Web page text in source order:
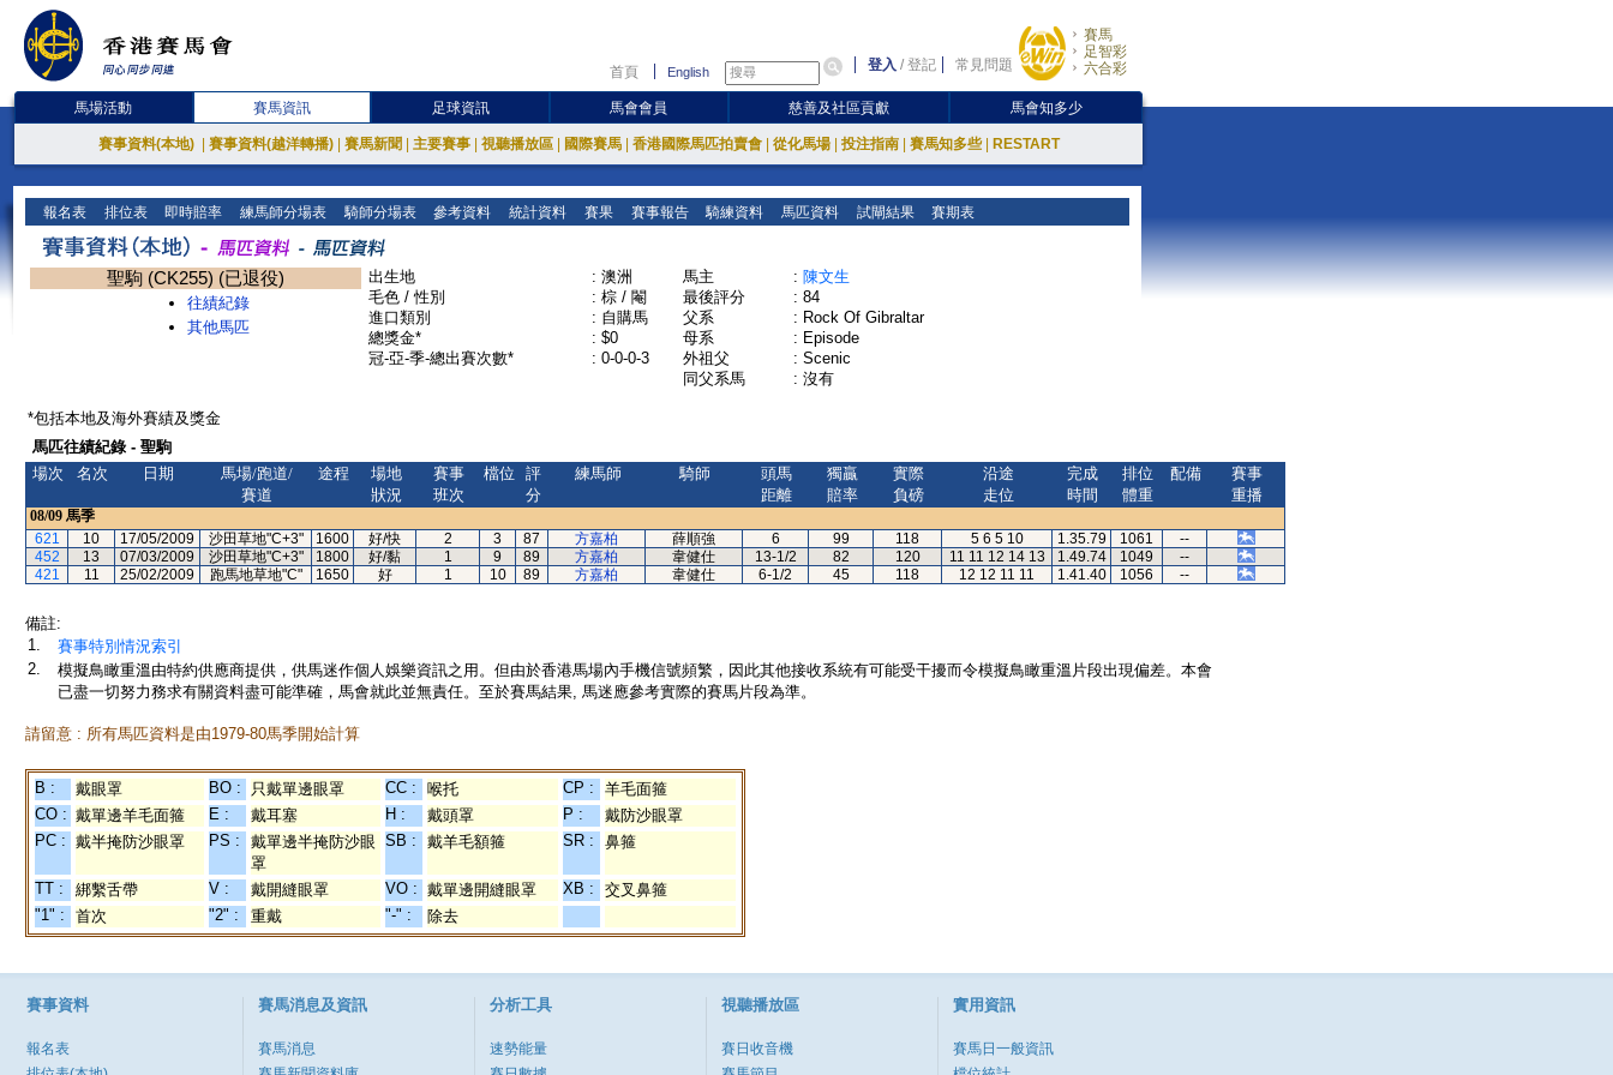
首頁 English 登入 /登記 常見問題
賽馬
足智彩
六合彩
馬場活動 賽馬資訊 足球資訊 馬會會員 慈善及社區貢獻 馬會知多少
賽事資料(本地) 賽事資料(越洋轉播) 賽馬新聞 主要賽事 視聽播放區 國際賽馬 香港國際馬匹拍賣會 從化馬場 投注指南 賽馬知多些 RESTART
報名表 排位表 即時賠率 練馬師分場表 騎師分場表 參考資料 統計資料 賽果 賽事報告 騎練資料 馬匹資料 試閘結果 賽期表
聖駒 (CK255) (已退役)
往績紀錄
其他馬匹
出生地 : 澳洲
毛色 / 性別
: 棕 / 閹
進口類別
: 自購馬
總獎金*
: $0
冠-亞-季-總出賽次數*
: 0-0-0-3
馬主 : 陳文生
最後評分
: 84
父系
: Rock Of Gibraltar
母系
: Episode
外祖父
: Scenic
同父系馬
: 沒有
*包括本地及海外賽績及獎金
馬匹往績紀錄 - 聖駒
場次
名次 日期
馬場/跑道/
賽道
途程
場地
狀況
賽事
班次
檔位
評
分
練馬師 騎師
頭馬
距離
獨贏
賠率
實際
負磅
沿途
走位
完成
時間
排位
體重
配備
賽事
重播
08/09 馬季
621
10 17/05/2009 沙田草地"C+3" 1600 好/快 2 3 87 方嘉柏 薛順強 6 99 118 5 6 5 10 1.35.79 1061
--
452
13 07/03/2009 沙田草地"C+3" 1800 好/黏 1 9 89 方嘉柏 韋健仕 13-1/2 82 120 11 11 12 14 13 1.49.74 1049
--
421
11 25/02/2009 跑馬地草地"C" 1650 好 1 10 89 方嘉柏 韋健仕 6-1/2 45 118 12 12 11 11 1.41.40 1056 --
備註:
1.
賽事特別情況索引
2.
模擬鳥瞰重溫由特約供應商提供，供馬迷作個人娛樂資訊之用。但由於香港馬場內手機信號頻繁，因此其他接收系統有可能受干擾而令模擬鳥瞰重溫片段出現偏差。本會
已盡一切努力務求有關資料盡可能準確，馬會就此並無責任。至於賽馬結果, 馬迷應參考實際的賽馬片段為準。
請留意 : 所有馬匹資料是由1979-80馬季開始計算
B : 戴眼罩 BO : 只戴單邊眼罩 CC : 喉托 CP :
羊毛面箍
CO : 戴單邊羊毛面箍 E : 戴耳塞 H : 戴頭罩 P :
戴防沙眼罩
PC : 戴半掩防沙眼罩 PS :
戴單邊半掩防沙眼
罩
SB : 戴羊毛額箍 SR : 鼻箍
TT : 綁繫舌帶 V : 戴開縫眼罩 VO : 戴單邊開縫眼罩 XB :
交叉鼻箍
"1" :
首次 "2" : 重戴 "-" : 除去
賽事資料
報名表
賽馬消息及資訊
賽馬消息
分析工具
速勢能量
視聽播放區
賽日收音機
實用資訊
賽馬日一般資訊